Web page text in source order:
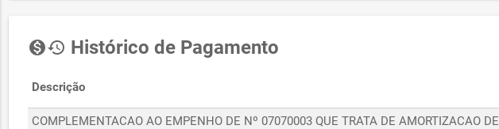
monetization_onhistory Histórico de Pagamento
Descrição
COMPLEMENTACAO AO EMPENHO DE Nº 07070003 QUE TRATA DE AMORTIZACAO DE